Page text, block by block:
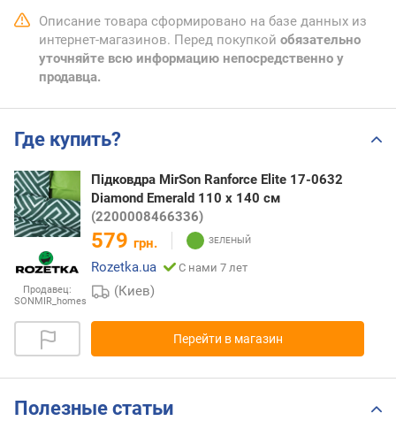
Описание товара сформировано на базе данных из
интернет-магазинов. Перед покупкой обязательно
уточняйте всю информацию непосредственно у
продавца.
Где купить?
Продавец:
SONMIR_homes
Підковдра MirSon Ranforce Elite 17-0632
Diamond Emerald 110 x 140 см
(2200008466336)
579 грн.
Rozetka.ua
С нами 7 лет
(Киев)
Перейти в магазин
Полезные статьи